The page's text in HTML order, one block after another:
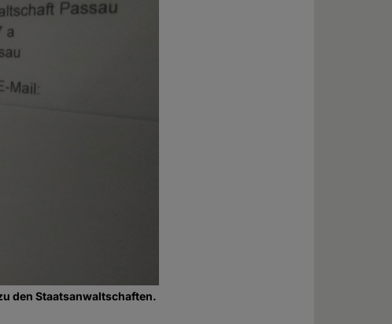
den Staatsanwaltschaften.